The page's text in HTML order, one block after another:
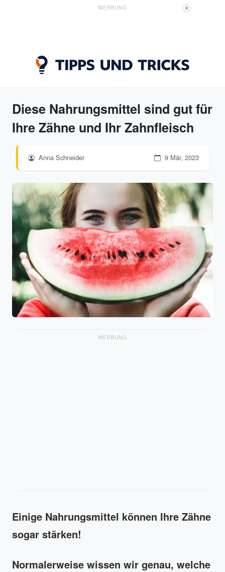
WERBUNG X
Diese Nahrungsmittel sind gut für
Ihre Zähne und Ihr Zahnfleisch
Anna Schneider 9 Mär, 2023
WERBUNG
Einige Nahrungsmittel können Ihre Zähne
sogar stärken!
Normalerweise wissen wir genau, welche